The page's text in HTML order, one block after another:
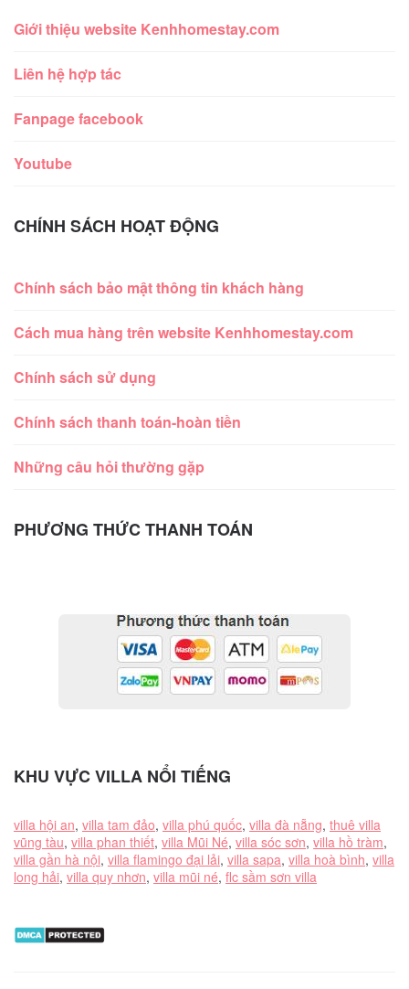
Giới thiệu website Kenhhomestay.com
Liên hệ hợp tác
Fanpage facebook
Youtube
CHÍNH SÁCH HOẠT ĐỘNG
Chính sách bảo mật thông tin khách hàng
Cách mua hàng trên website Kenhhomestay.com
Chính sách sử dụng
Chính sách thanh toán-hoàn tiền
Những câu hỏi thường gặp
PHƯƠNG THỨC THANH TOÁN
KHU VỰC VILLA NỔI TIẾNG
villa hội an, villa tam đảo, villa phú quốc, villa đà nẵng, thuê villa
vũng tàu, villa phan thiết, villa Mũi Né, villa sóc sơn, villa hồ tràm,
villa gần hà nội, villa flamingo đại lải, villa sapa, villa hoà bình, villa
long hải, villa quy nhơn, villa mũi né, flc sầm sơn villa